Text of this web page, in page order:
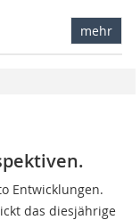
mehr
Entwicklungen.
das diesjährige